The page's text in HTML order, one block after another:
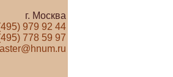
г. Москва
979 92 44
778 59 97